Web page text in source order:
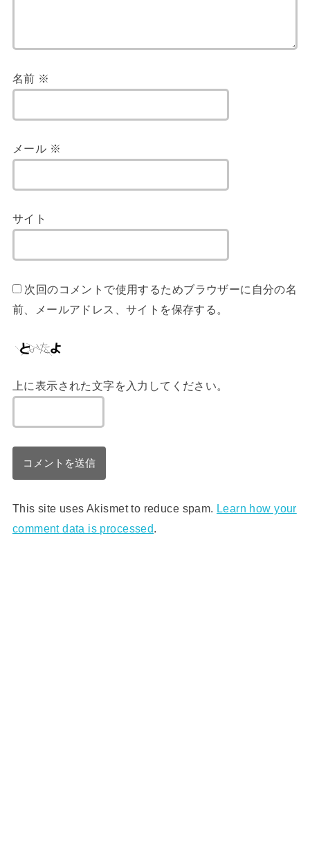
名前 ※
メール ※
サイト
次回のコメントで使用するためブラウザーに自分の名
前、メールアドレス、サイトを保存する。
上に表示された文字を入力してください。
This site uses Akismet to reduce spam. Learn how your
comment data is processed.